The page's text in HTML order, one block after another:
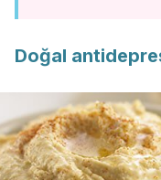
Doğal